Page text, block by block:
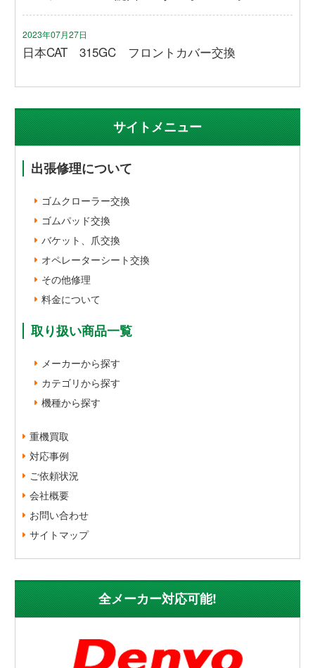
2023年07月27日
日本CAT 315GC フロントカバー交換
サイトメニュー
出張修理について
ゴムクローラー交換
ゴムパッド交換
バケット、爪交換
オペレーターシート交換
その他修理
料金について
取り扱い商品一覧
メーカーから探す
カテゴリから探す
機種から探す
重機買取
対応事例
ご依頼状況
会社概要
お問い合わせ
サイトマップ
全メーカー対応可能!